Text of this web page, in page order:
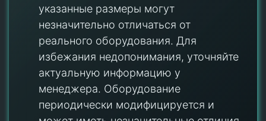
указанные размеры могут
незначительно отличаться от
реального оборудования. Для
избежания недопонимания, уточняйте
актуальную информацию у
менеджера. Оборудование
периодически модифицируется и